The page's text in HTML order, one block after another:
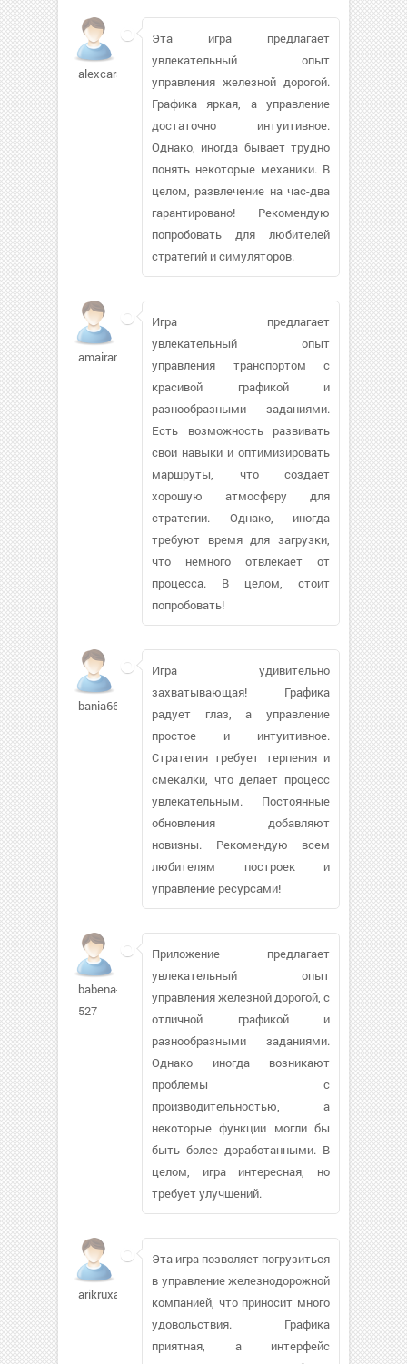
alexcarson933
Эта игра предлагает
увлекательный опыт
управления железной дорогой.
Графика яркая, а управление
достаточно интуитивное.
Однако, иногда бывает трудно
понять некоторые механики. В
целом, развлечение на час-два
гарантировано! Рекомендую
попробовать для любителей
стратегий и симуляторов.
amairani
Игра предлагает
увлекательный опыт
управления транспортом с
красивой графикой и
разнообразными заданиями.
Есть возможность развивать
свои навыки и оптимизировать
маршруты, что создает
хорошую атмосферу для
стратегии. Однако, иногда
требуют время для загрузки,
что немного отвлекает от
процесса. В целом, стоит
попробовать!
bania666
Игра удивительно
захватывающая! Графика
радует глаз, а управление
простое и интуитивное.
Стратегия требует терпения и
смекалки, что делает процесс
увлекательным. Постоянные
обновления добавляют
новизны. Рекомендую всем
любителям построек и
управление ресурсами!
babena-
527
Приложение предлагает
увлекательный опыт
управления железной дорогой, с
отличной графикой и
разнообразными заданиями.
Однако иногда возникают
проблемы с
производительностью, а
некоторые функции могли бы
быть более доработанными. В
целом, игра интересная, но
требует улучшений.
arikruxa
Эта игра позволяет погрузиться
в управление железнодорожной
компанией, что приносит много
удовольствия. Графика
приятная, а интерфейс